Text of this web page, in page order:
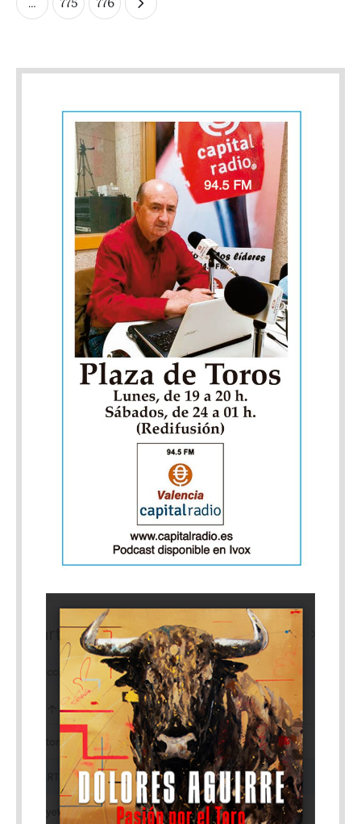
la Virgen del Remedio que tendrá lugar en septiembre. El
organizado por la escuela de Castellón. Los triunfadores del
Jordi Pérez. Días antes, el 20 de junio, Miguel Polope
intervendrá en una clase práctica en la plaza de toros de
Alicante. Lo hará ante reses de El Parralejo dentro de la feria
de San Juan. Foto: Miguel Polope en Utiel
… 775 776